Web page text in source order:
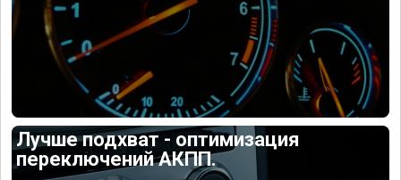
Лучше подхват - оптимизация
переключений АКПП.